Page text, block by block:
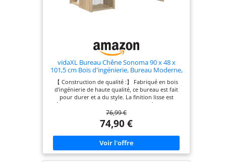
vidaXL Bureau Chêne Sonoma 90 x 48 x
101,5 cm Bois d'ingénierie, Bureau Moderne,
Table d'écriture Robuste, Espace de Travail
rectangulaire Compact, mobilier
Ergonomique
【 Construction de qualité :】 Fabriqué en bois
d'ingénierie de haute qualité, ce bureau est fait
pour durer et a du style. La finition lisse est
résistante aux rayures et super facile à nettoyer,
donc il reste au top. 【 Rangement intelligent :】
Avec des planches en matériaux pratiques comme
le MDF ou l'aggloméré, ce bureau offre plein de
rangements pour tes livres, ta papeterie et tes
fournitures, tout en gardant tout bien organisé. 【
Touche élégante :】 Avec son design moderne, ce
bureau a un look simple mais classe. Les jambes
76,99 €
74,90 €